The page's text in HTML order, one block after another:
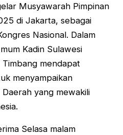
Musyawarah Pimpinan
di Jakarta, sebagai
Nasional. Dalam
Kadin Sulawesi
mendapat
menyampaikan
yang mewakili
Selasa malam